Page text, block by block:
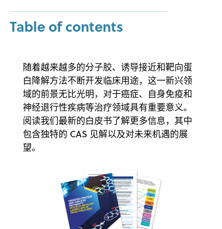
Table of contents
随着越来越多的分子胶、诱导接近和靶向蛋
白降解方法不断开发临床用途，这一新兴领
域的前景无比光明，对于癌症、自身免疫和
神经退行性疾病等治疗领域具有重要意义。
阅读我们最新的白皮书了解更多信息，其中
包含独特的 CAS 见解以及对未来机遇的展
望。